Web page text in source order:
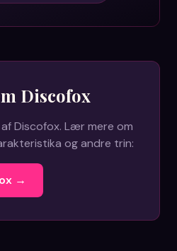
Discofox
Discofox. Lær mere om
og andre trin:
→